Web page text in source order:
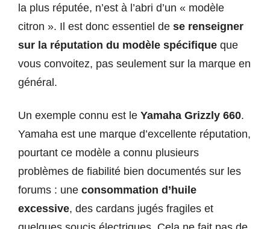
la plus réputée, n’est à l’abri d’un « modèle
citron ». Il est donc essentiel de se renseigner
sur la réputation du modèle spécifique que
vous convoitez, pas seulement sur la marque en
général.
Un exemple connu est le Yamaha Grizzly 660.
Yamaha est une marque d’excellente réputation,
pourtant ce modèle a connu plusieurs
problèmes de fiabilité bien documentés sur les
forums : une consommation d’huile
excessive, des cardans jugés fragiles et